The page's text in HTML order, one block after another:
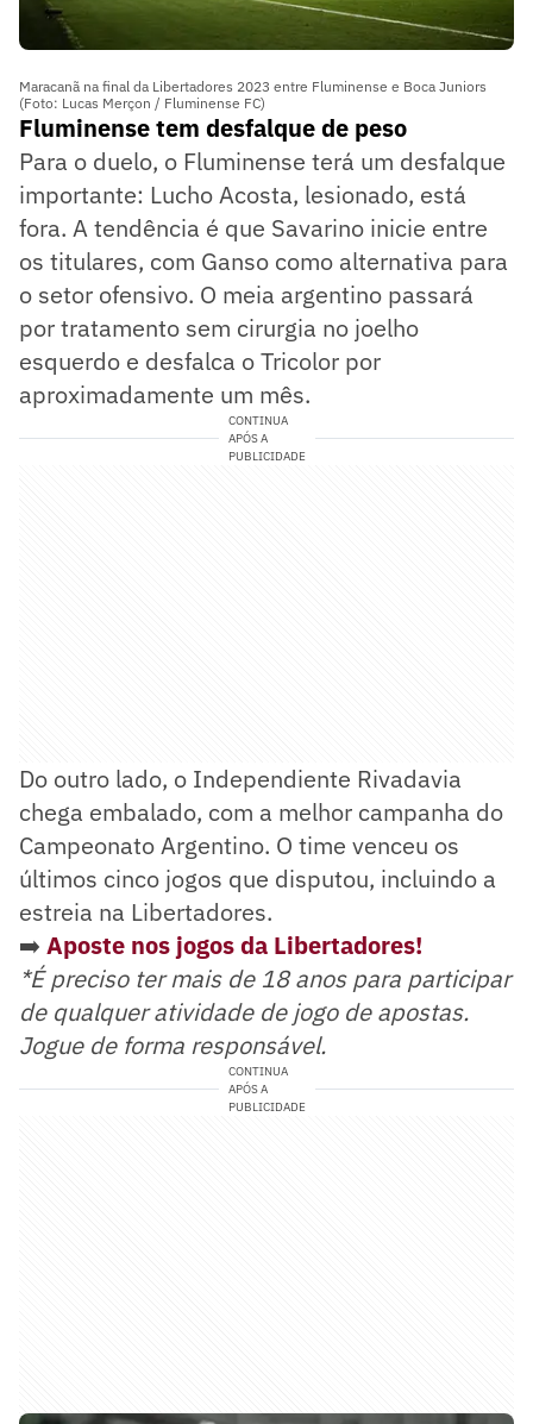
Maracanã na final da Libertadores 2023 entre Fluminense e Boca Juniors
(Foto: Lucas Merçon / Fluminense FC)
Fluminense tem desfalque de peso
Para o duelo, o Fluminense terá um desfalque
importante: Lucho Acosta, lesionado, está
fora. A tendência é que Savarino inicie entre
os titulares, com Ganso como alternativa para
o setor ofensivo. O meia argentino passará
por tratamento sem cirurgia no joelho
esquerdo e desfalca o Tricolor por
aproximadamente um mês.
CONTINUA
APÓS A
PUBLICIDADE
Do outro lado, o Independiente Rivadavia
chega embalado, com a melhor campanha do
Campeonato Argentino. O time venceu os
últimos cinco jogos que disputou, incluindo a
estreia na Libertadores.
➡️ Aposte nos jogos da Libertadores!
*É preciso ter mais de 18 anos para participar
de qualquer atividade de jogo de apostas.
Jogue de forma responsável.
CONTINUA
APÓS A
PUBLICIDADE